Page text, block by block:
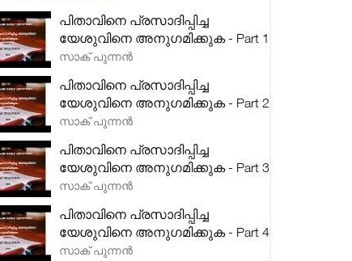
പിതാവിനെ പ്രസാദിപ്പിച്ച
യേശുവിനെ അനുഗമിക്കുക - Part 1
സാക് പുന്നൻ
പിതാവിനെ പ്രസാദിപ്പിച്ച
യേശുവിനെ അനുഗമിക്കുക - Part 2
സാക് പുന്നൻ
പിതാവിനെ പ്രസാദിപ്പിച്ച
യേശുവിനെ അനുഗമിക്കുക - Part 3
സാക് പുന്നൻ
പിതാവിനെ പ്രസാദിപ്പിച്ച
യേശുവിനെ അനുഗമിക്കുക - Part 4
സാക് പുന്നൻ